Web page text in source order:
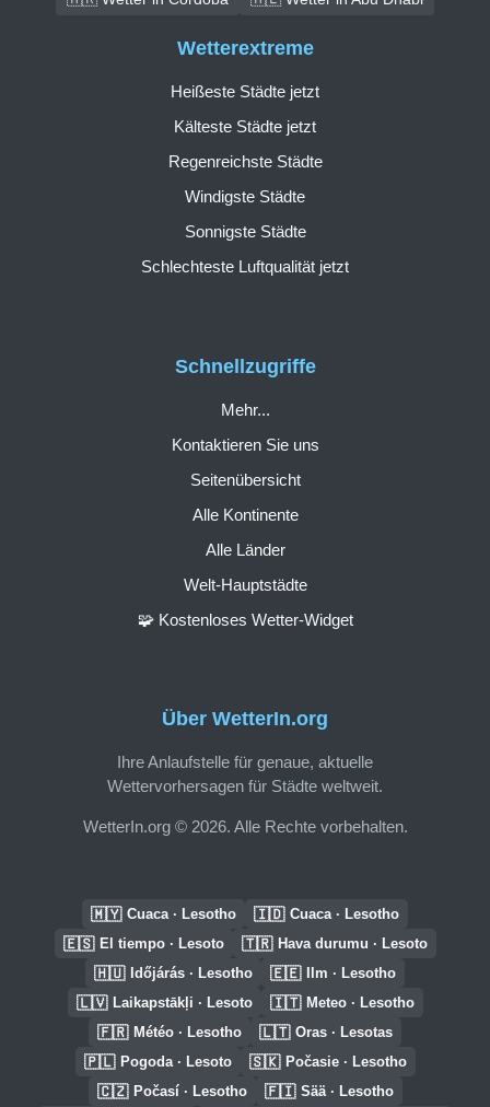
Über WetterIn.org
Ihre Anlaufstelle für genaue, aktuelle
Wettervorhersagen für Städte weltweit.
WetterIn.org © 2026. Alle Rechte vorbehalten.
Schnellzugriffe
Mehr...
Kontaktieren Sie uns
Seitenübersicht
Alle Kontinente
Alle Länder
Welt-Hauptstädte
🧩 Kostenloses Wetter-Widget
Wetterextreme
Heißeste Städte jetzt
Kälteste Städte jetzt
Regenreichste Städte
Windigste Städte
Sonnigste Städte
Schlechteste Luftqualität jetzt
🇲🇾 Cuaca · Lesotho 🇮🇩 Cuaca · Lesotho
🇪🇸 El tiempo · Lesoto 🇹🇷 Hava durumu · Lesoto
🇭🇺 Időjárás · Lesotho 🇪🇪 Ilm · Lesotho
🇱🇻 Laikapstākļi · Lesoto 🇮🇹 Meteo · Lesotho
🇫🇷 Météo · Lesotho 🇱🇹 Oras · Lesotas
🇵🇱 Pogoda · Lesoto 🇸🇰 Počasie · Lesotho
🇨🇿 Počasí · Lesotho 🇫🇮 Sää · Lesotho